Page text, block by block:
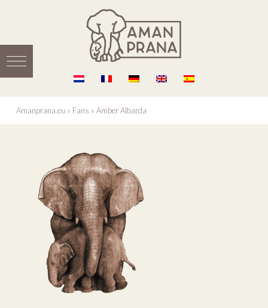
Amanprana.eu » Fans » Amber Albarda